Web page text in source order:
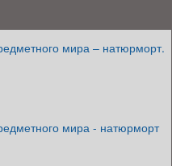
мира – натюрморт.
мира - натюрморт